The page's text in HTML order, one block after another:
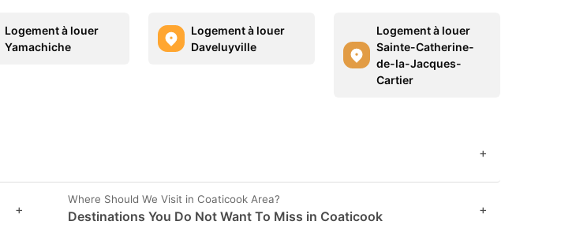
Logement à louer
Yamachiche
Logement à louer
Daveluyville
Logement à louer
Sainte-Catherine-
de-la-Jacques-
Cartier
+
+
Where Should We Visit in Coaticook Area?
Destinations You Do Not Want To Miss in Coaticook +